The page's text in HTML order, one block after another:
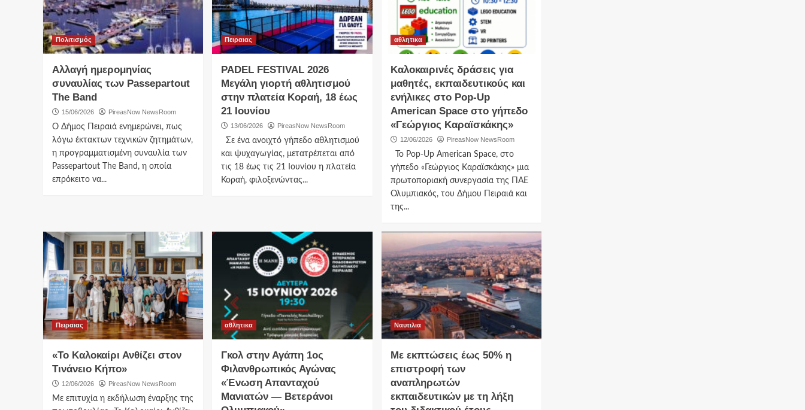
Πολιτισμός
Aλλαγή ημερομηνίας
συναυλίας των Passepartout
The Band
15/06/2026 PireasNow NewsRoom
Ο Δήμος Πειραιά ενημερώνει, πως
λόγω έκτακτων τεχνικών ζητημάτων,
η προγραμματισμένη συναυλία των
Passepartout The Band, η οποία
επρόκειτο να...
Πειραιας
PADEL FESTIVAL 2026
Μεγάλη γιορτή αθλητισμού
στην πλατεία Κοραή, 18 έως
21 Ιουνίου
13/06/2026 PireasNow NewsRoom
Σε ένα ανοιχτό γήπεδο αθλητισμού
και ψυχαγωγίας, μετατρέπεται από
τις 18 έως τις 21 Ιουνίου η πλατεία
Κοραή, φιλοξενώντας...
αθλητικα
Καλοκαιρινές δράσεις για
μαθητές, εκπαιδευτικούς και
ενήλικες στο Pop-Up
American Space στο γήπεδο
«Γεώργιος Καραϊσκάκης»
12/06/2026 PireasNow NewsRoom
Το Pop-Up American Space, στο
γήπεδο «Γεώργιος Καραϊσκάκης» μια
πρωτοποριακή συνεργασία της ΠΑΕ
Ολυμπιακός, του Δήμου Πειραιά και
της...
Πειραιας
«Το Καλοκαίρι Ανθίζει στον
Τινάνειο Κήπο»
12/06/2026 PireasNow NewsRoom
Με επιτυχία η εκδήλωση έναρξης της
αθλητικα
Γκολ στην Αγάπη 1ος
Φιλανθρωπικός Αγώνας
«Ένωση Απανταχού
Μανιατών — Βετεράνοι
Ναυτιλια
Με εκπτώσεις έως 50% η
επιστροφή των
αναπληρωτών
εκπαιδευτικών με τη λήξη